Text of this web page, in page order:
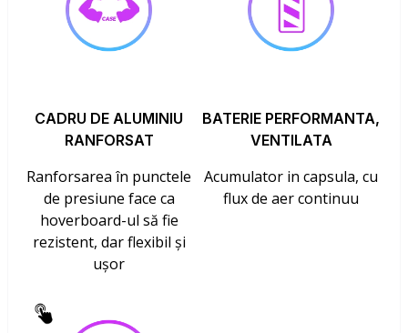
CADRU DE ALUMINIU
RANFORSAT
Ranforsarea în punctele
de presiune face ca
hoverboard-ul să fie
rezistent, dar flexibil și
ușor
BATERIE PERFORMANTA,
VENTILATA
Acumulator in capsula, cu
flux de aer continuu